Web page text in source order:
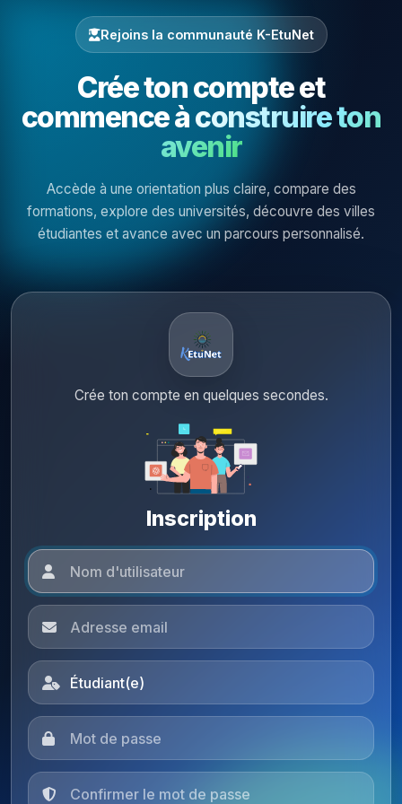
Rejoins la communauté K-EtuNet
Crée ton compte et
commence àconstruire ton
avenir
Accède à une orientation plus claire, compare des
formations, explore des universités, découvre des villes
étudiantes et avance avec un parcours personnalisé.
Crée ton compte en quelques secondes.
Inscription